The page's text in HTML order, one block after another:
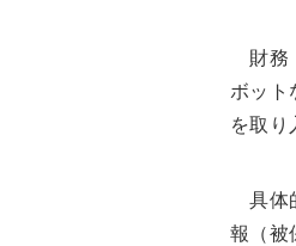
財務
ボット
を取り
具体
報（被